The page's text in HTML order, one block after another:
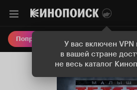
У вас включен VPN
в вашей стране
не весь каталог
Попробовать Плюс